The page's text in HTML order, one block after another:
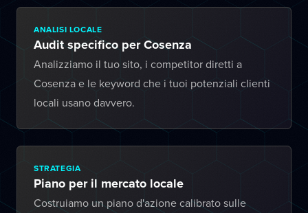
ANALISI LOCALE
Audit specifico per Cosenza
Analizziamo il tuo sito, i competitor diretti a
Cosenza e le keyword che i tuoi potenziali clienti
locali usano davvero.
STRATEGIA
Piano per il mercato locale
Costruiamo un piano d'azione calibrato sulle